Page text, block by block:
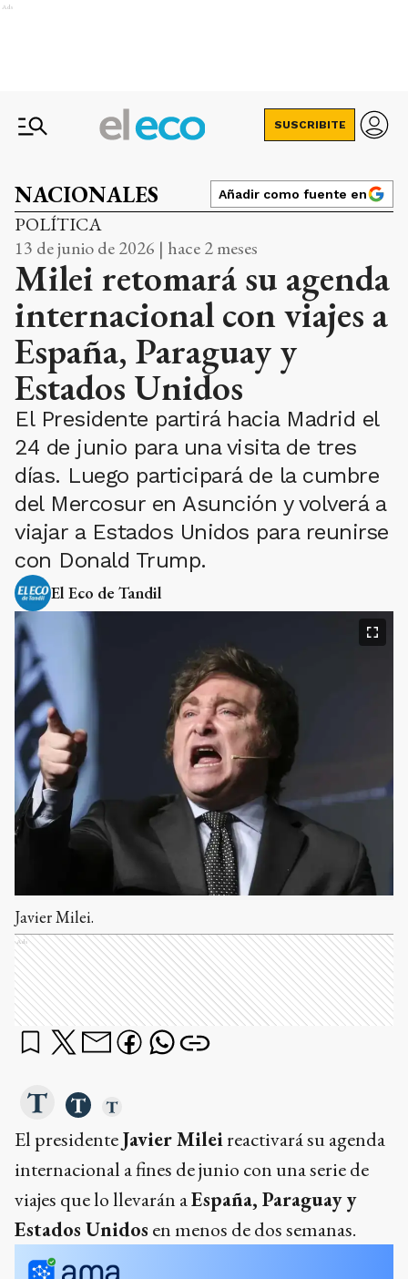
Ads
SUSCRIBITE
NACIONALES Añadir como fuente en
POLÍTICA
13 de junio de 2026 | hace 2 meses
Milei retomará su agenda
internacional con viajes a
España, Paraguay y
Estados Unidos
El Presidente partirá hacia Madrid el
24 de junio para una visita de tres
días. Luego participará de la cumbre
del Mercosur en Asunción y volverá a
viajar a Estados Unidos para reunirse
con Donald Trump.
El Eco de Tandil
Javier Milei.
Ads
El presidenteJavier Mileireactivará su agenda
internacional a fines de junio con una serie de
viajes que lo llevarán aEspaña, Paraguay y
Estados Unidos en menos de dos semanas.